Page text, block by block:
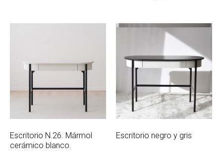
Escritorio N.26. Mármol
cerámico blanco.
Escritorio negro y gris